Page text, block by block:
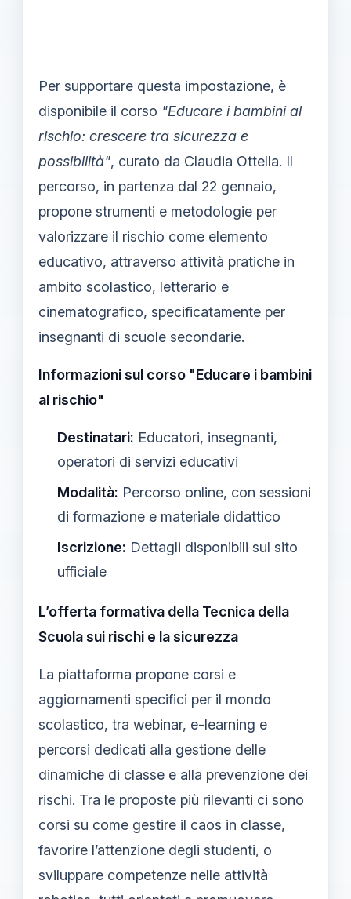
Per supportare questa impostazione, è
disponibile il corso "Educare i bambini al
rischio: crescere tra sicurezza e
possibilità", curato da Claudia Ottella. Il
percorso, in partenza dal 22 gennaio,
propone strumenti e metodologie per
valorizzare il rischio come elemento
educativo, attraverso attività pratiche in
ambito scolastico, letterario e
cinematografico, specificatamente per
insegnanti di scuole secondarie.
Informazioni sul corso "Educare i bambini
al rischio"
Destinatari: Educatori, insegnanti,
operatori di servizi educativi
Modalità: Percorso online, con sessioni
di formazione e materiale didattico
Iscrizione: Dettagli disponibili sul sito
ufficiale
L’offerta formativa della Tecnica della
Scuola sui rischi e la sicurezza
La piattaforma propone corsi e
aggiornamenti specifici per il mondo
scolastico, tra webinar, e-learning e
percorsi dedicati alla gestione delle
dinamiche di classe e alla prevenzione dei
rischi. Tra le proposte più rilevanti ci sono
corsi su come gestire il caos in classe,
favorire l’attenzione degli studenti, o
sviluppare competenze nelle attività